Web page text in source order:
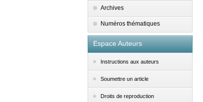
Archives
Numéros thématiques
Espace Auteurs
Instructions aux auteurs
Soumettre un article
Droits de reproduction